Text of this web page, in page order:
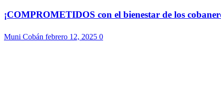
¡COMPROMETIDOS con el bienestar de los
Muni Cobán febrero 12, 2025 0